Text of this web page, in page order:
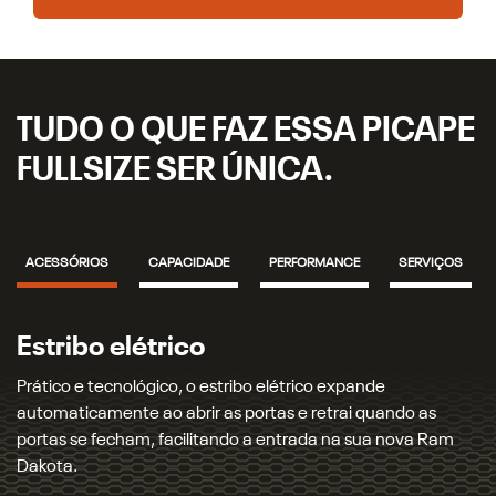
TUDO O QUE FAZ ESSA PICAPE
FULLSIZE SER ÚNICA.
ACESSÓRIOS CAPACIDADE PERFORMANCE SERVIÇOS
Estribo elétrico
Prático e tecnológico, o estribo elétrico expande
automaticamente ao abrir as portas e retrai quando as
portas se fecham, facilitando a entrada na sua nova Ram
Dakota.